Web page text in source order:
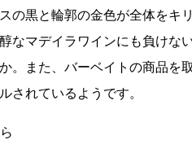
の黒と輪郭の金色が全体をキ
なマデイラワインにも負けな
。また、バーベイトの商品を
されているようです。